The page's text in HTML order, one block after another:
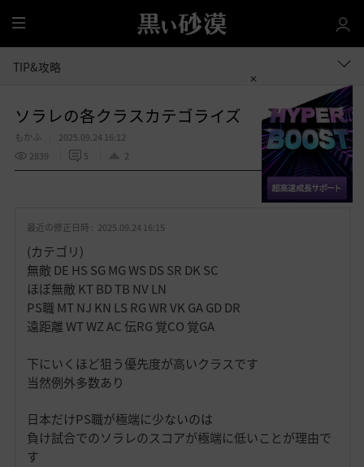
全
体
TIP&攻略
ソラレの各クラスカテゴライズ
もかふ
2025.09.24 16:12
2839
5 2
お 共有する
最近の修正日時 : 2025.09.24 16:15
(カテゴリ)
無敵 DE HS SG MG WS DS SR DK SC
ほぼ無敵 KT BD TB NV LN
PS職 MT NJ KN LS RG WR VK GA GD DR
遠距離 WT WZ AC 伝RG 覚CO 覚GA
下にいくほど狙う優先度が高いクラスです
当然例外多数あり
日本だけPS職が極端に少ないのは
負け試合でのソラレのスコアが極端に低いことが理由で
す